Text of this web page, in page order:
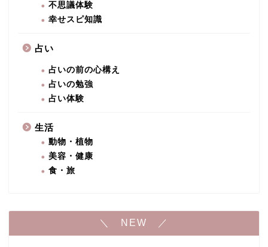
不思議体験
幸せスピ知識
占い
占いの前の心構え
占いの勉強
占い体験
生活
動物・植物
美容・健康
食・旅
＼ NEW ／